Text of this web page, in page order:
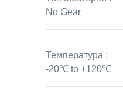
No Gear
Температура :
-20℃ to +120℃